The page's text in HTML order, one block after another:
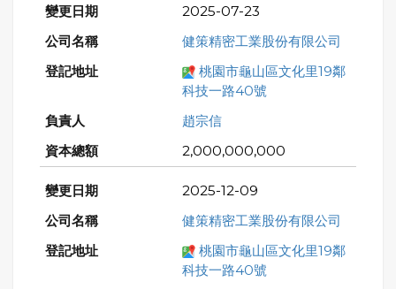
2025-07-23
健策精密工業股份有限公司
桃園市龜山區文化里19鄰
科技一路40號
趙宗信
2,000,000,000
2025-12-09
健策精密工業股份有限公司
桃園市龜山區文化里19鄰
科技一路40號